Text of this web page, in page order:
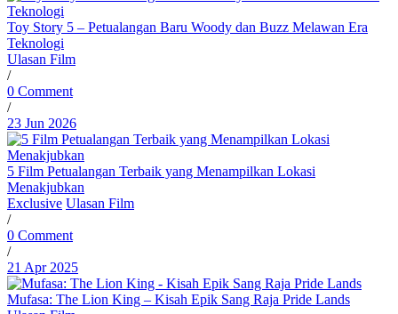
Toy Story 5 – Petualangan Baru Woody dan Buzz Melawan Era
Teknologi
Ulasan Film
/
0 Comment
/
23 Jun 2026
5 Film Petualangan Terbaik yang Menampilkan Lokasi
Menakjubkan
Exclusive Ulasan Film
/
0 Comment
/
21 Apr 2025
Mufasa: The Lion King – Kisah Epik Sang Raja Pride Lands